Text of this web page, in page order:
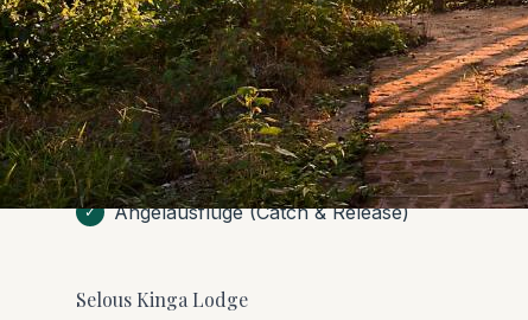
✓ Chalets/Zelte am Flussufer
✓
Restaurant & Bar (Wahrscheinlich mit
Flussblick)
✓ Bootssafaris auf dem Rufiji-Fluss
✓ Angelausflüge (Catch & Release)
Selous Kinga Lodge